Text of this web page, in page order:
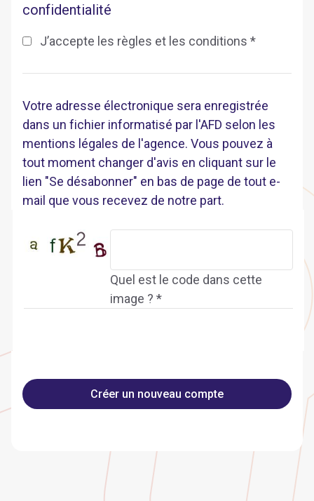
confidentialité
J’accepte les règles et les conditions *
Votre adresse électronique sera enregistrée
dans un fichier informatisé par l'AFD selon les
mentions légales de l'agence. Vous pouvez à
tout moment changer d'avis en cliquant sur le
lien "Se désabonner" en bas de page de tout e-
mail que vous recevez de notre part.
Quel est le code dans cette
image ? *